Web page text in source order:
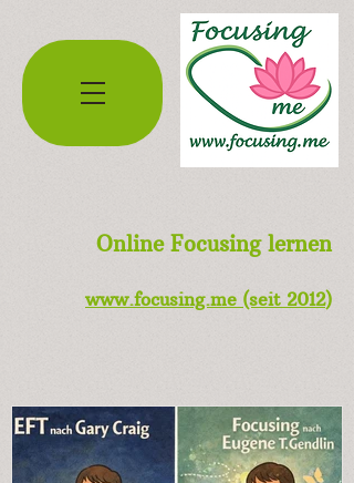
Online Focusing lernen
www.focusing.me (seit 2012)